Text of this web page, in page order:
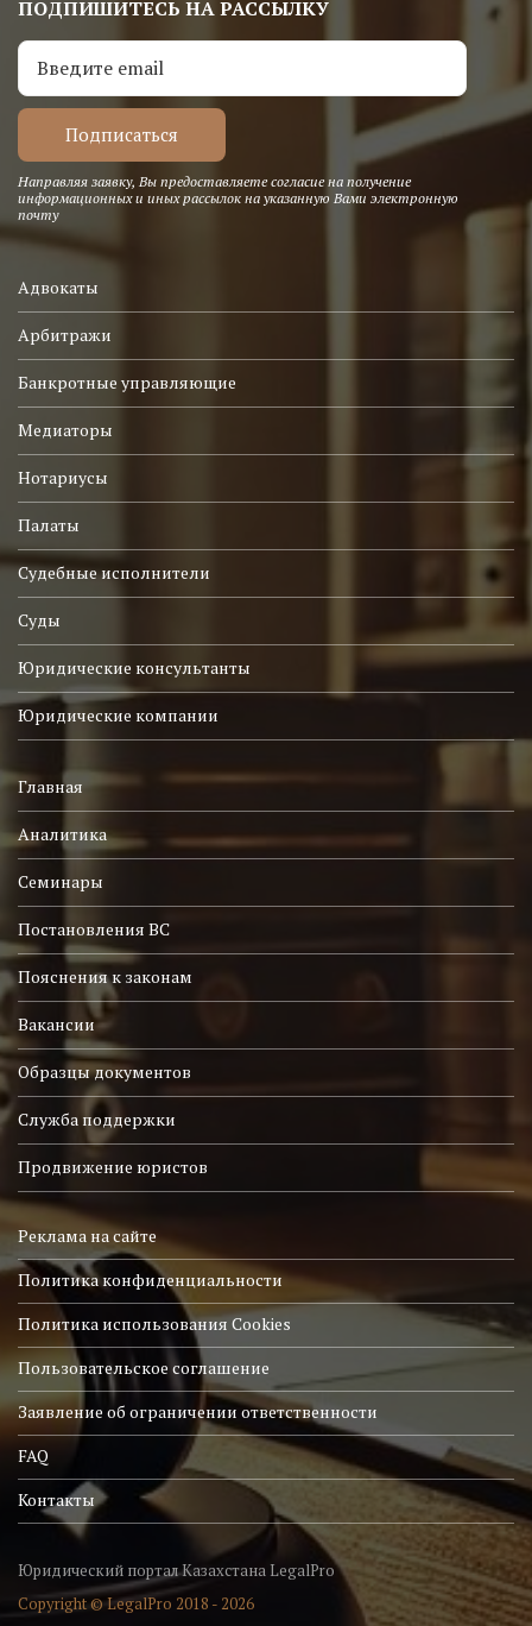
ПОДПИШИТЕСЬ НА РАССЫЛКУ
Направляя заявку, Вы предоставляете согласие на получение
информационных и иных рассылок на указанную Вами электронную
почту
Адвокаты
Арбитражи
Банкротные управляющие
Медиаторы
Нотариусы
Палаты
Судебные исполнители
Суды
Юридические консультанты
Юридические компании
Главная
Аналитика
Семинары
Постановления ВС
Пояснения к законам
Вакансии
Образцы документов
Служба поддержки
Продвижение юристов
Реклама на сайте
Политика конфиденциальности
Политика использования Cookies
Пользовательское соглашение
Заявление об ограничении ответственности
FAQ
Контакты
Юридический портал Казахстана LegalPro
Copyright © LegalPro 2018 - 2026